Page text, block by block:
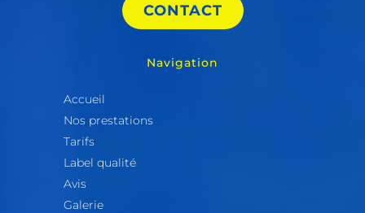
CONTACT
Navigation
Accueil
Nos prestations
Tarifs
Label qualité
Avis
Galerie